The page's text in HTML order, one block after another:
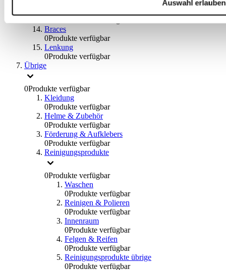
Auswahl erlauben
Braces
0Produkte verfügbar
Lenkung
0Produkte verfügbar
Übrige
0Produkte verfügbar
Kleidung
0Produkte verfügbar
Helme & Zubehör
0Produkte verfügbar
Förderung & Aufklebers
0Produkte verfügbar
Reinigungsprodukte
0Produkte verfügbar
Waschen
0Produkte verfügbar
Reinigen & Polieren
0Produkte verfügbar
Innenraum
0Produkte verfügbar
Felgen & Reifen
0Produkte verfügbar
Reinigungsprodukte übrige
0Produkte verfügbar